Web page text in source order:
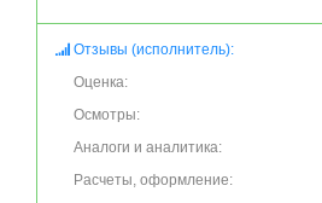
Отзывы (исполнитель):
Оценка:
Осмотры:
Аналоги и аналитика:
Расчеты, оформление: